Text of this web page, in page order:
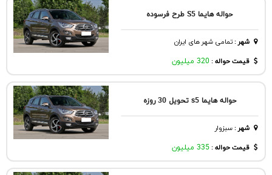
حواله هایما S5 طرح فرسوده
شهر:تمامی شهر های ایران
قیمت حواله : 320 میلیون
حواله هایما s5 تحویل 30 روزه
شهر:سبزوار
قیمت حواله :335 میلیون